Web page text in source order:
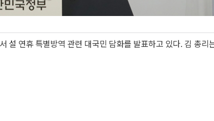
설 연휴 특별방역 관련 대국민 담화를 발표하고 있다. 김 총리